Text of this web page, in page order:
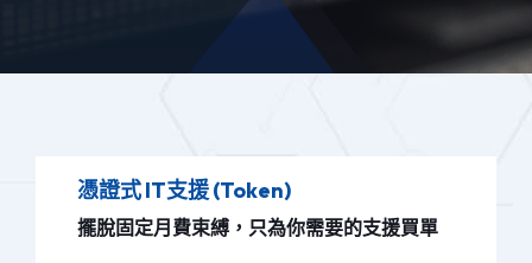
憑證式 IT支援 (Token)
擺脫固定月費束縛，只為你需要的支援買單